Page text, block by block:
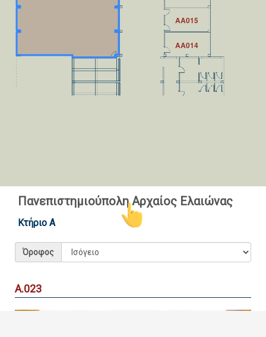
AA014
AA015
Επιστροφή
Leaflet| ©ΠαΔΑ
Πανεπιστημιούπολη Αρχαίος Ελαιώνας
Κτήριο Α
Όροφος
Α.023